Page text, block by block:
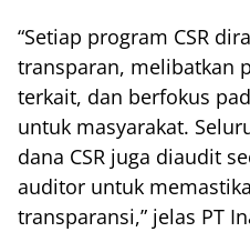
“Setiap program CSR
transparan, melibatkan
terkait, dan berfokus
untuk masyarakat.
dana CSR juga diaudit
auditor untuk
transparansi,” jelas PT